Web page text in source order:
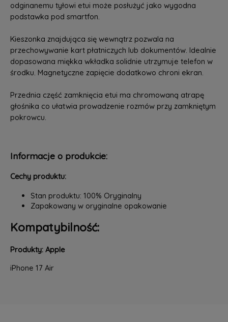
odginanemu tyłowi etui może posłużyć jako wygodna
podstawka pod smartfon.
Kieszonka znajdująca się wewnątrz pozwala na
przechowywanie kart płatniczych lub dokumentów. Idealnie
dopasowana miękka wkładka solidnie utrzymuje telefon w
środku. Magnetyczne zapięcie dodatkowo chroni ekran.
Przednia część zamknięcia etui ma chromowaną atrapę
głośnika co ułatwia prowadzenie rozmów przy zamkniętym
pokrowcu.
Informacje o produkcie:
Cechy produktu:
Stan produktu: 100% Oryginalny
Zapakowany w oryginalne opakowanie
Kompatybilność:
Produkty: Apple
iPhone 17 Air